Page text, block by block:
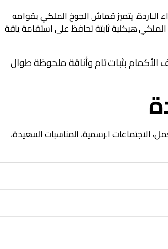
الباردة. يتميز قماش الجوخ الملكي بقوامه
هيكلية ثابتة تحافظ على استقامة ياقة
الأكمام بثبات تام وأناقة ملحوظة طوال
الاجتماعات الرسمية، المناسبات السعيدة،